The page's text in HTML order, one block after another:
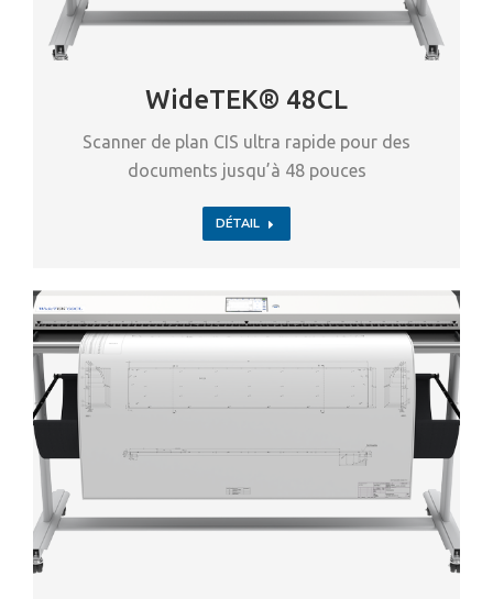
WideTEK® 48CL
Scanner de plan CIS ultra rapide pour des
documents jusqu’à 48 pouces
DÉTAIL